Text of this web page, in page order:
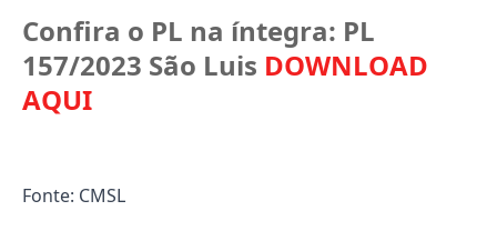
Confira o PL na íntegra: PL
157/2023 São Luis DOWNLOAD
AQUI
Fonte: CMSL